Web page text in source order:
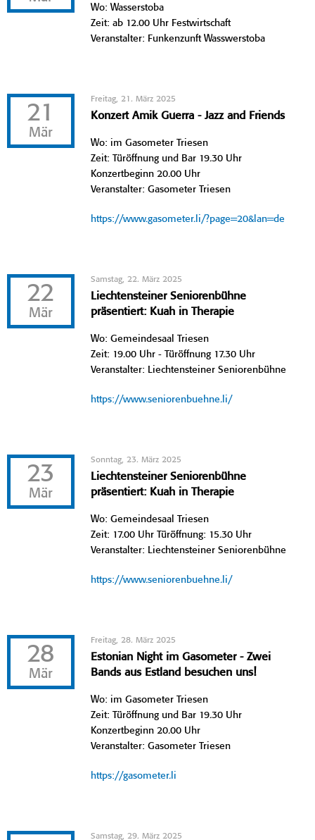
Wo: Wasserstoba
Zeit: ab 12.00 Uhr Festwirtschaft
Veranstalter: Funkenzunft Wasswerstoba
21
Mär
Freitag, 21. März 2025
Konzert Amik Guerra - Jazz and Friends
Wo: im Gasometer Triesen
Zeit: Türöffnung und Bar 19.30 Uhr
Konzertbeginn 20.00 Uhr
Veranstalter: Gasometer Triesen
https://www.gasometer.li/?page=20&lan=de
22
Mär
Samstag, 22. März 2025
Liechtensteiner Seniorenbühne
präsentiert: Kuah in Therapie
Wo: Gemeindesaal Triesen
Zeit: 19.00 Uhr - Türöffnung 17.30 Uhr
Veranstalter: Liechtensteiner Seniorenbühne
https://www.seniorenbuehne.li/
23
Mär
Sonntag, 23. März 2025
Liechtensteiner Seniorenbühne
präsentiert: Kuah in Therapie
Wo: Gemeindesaal Triesen
Zeit: 17.00 Uhr Türöffnung: 15.30 Uhr
Veranstalter: Liechtensteiner Seniorenbühne
https://www.seniorenbuehne.li/
28
Mär
Freitag, 28. März 2025
Estonian Night im Gasometer - Zwei
Bands aus Estland besuchen uns!
Wo: im Gasometer Triesen
Zeit: Türöffnung und Bar 19.30 Uhr
Konzertbeginn 20.00 Uhr
Veranstalter: Gasometer Triesen
https://gasometer.li
Samstag, 29. März 2025